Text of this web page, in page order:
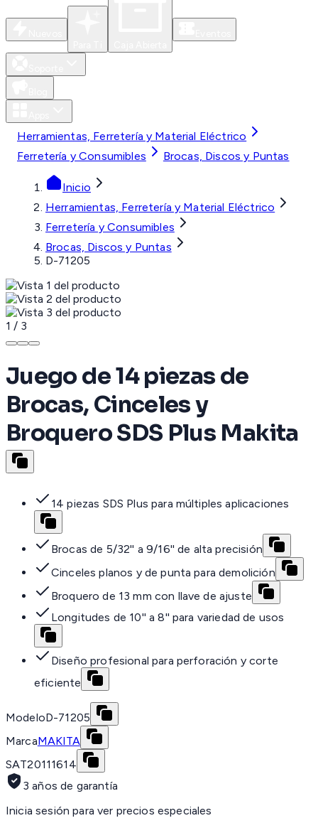
Herramientas, Ferretería y Material Eléctrico
Ferretería y Consumibles
Brocas, Discos y Puntas
Inicio
Herramientas, Ferretería y Material Eléctrico
Ferretería y Consumibles
Brocas, Discos y Puntas
D-71205
1 / 3
Juego de 14 piezas de
Brocas, Cinceles y
Broquero SDS Plus Makita
14 piezas SDS Plus para múltiples aplicaciones
Brocas de 5/32'' a 9/16'' de alta precisión
Cinceles planos y de punta para demolición
Broquero de 13 mm con llave de ajuste
Longitudes de 10'' a 8'' para variedad de usos
Diseño profesional para perforación y corte
eficiente
ModeloD-71205
MarcaMAKITA
SAT20111614
3 años de garantía
Inicia sesión para ver precios especiales